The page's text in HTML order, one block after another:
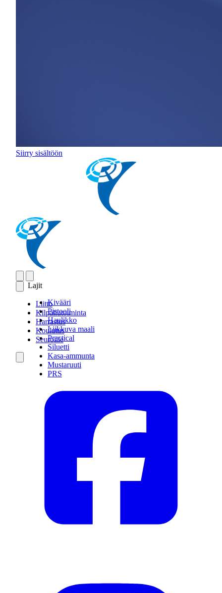
Siirry sisältöön
Lajit
Kivääri
Pistooli
Haulikko
Liikkuva maali
Practical
Siluetti
Kasa-ammunta
Mustaruuti
PRS
Liitto
Kilpailutoiminta
Harrastus
Koulutus
Seuroille